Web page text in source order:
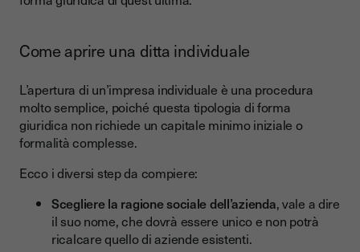
Come aprire una ditta individuale
L’apertura di un’impresa individuale è una procedura
molto semplice, poiché questa tipologia di forma
giuridica non richiede un capitale minimo iniziale o
formalità complesse.
Ecco i diversi step da compiere:
Scegliere la ragione sociale dell’azienda, vale a dire
il suo nome, che dovrà essere unico e non potrà
ricalcare quello di aziende esistenti.